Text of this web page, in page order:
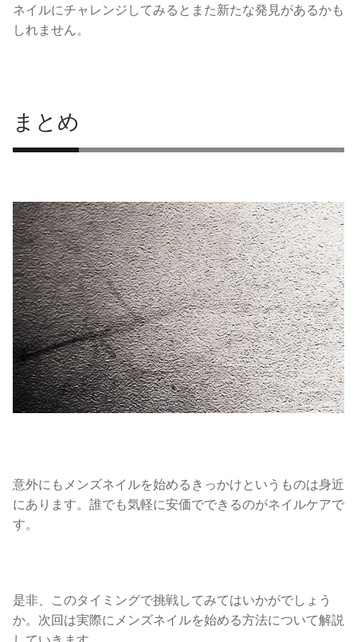
ネイルにチャレンジしてみるとまた新たな発見があるかも
しれません。
まとめ
意外にもメンズネイルを始めるきっかけというものは身近
にあります。誰でも気軽に安価でできるのがネイルケアで
す。
是非、このタイミングで挑戦してみてはいかがでしょう
か。次回は実際にメンズネイルを始める方法について解説